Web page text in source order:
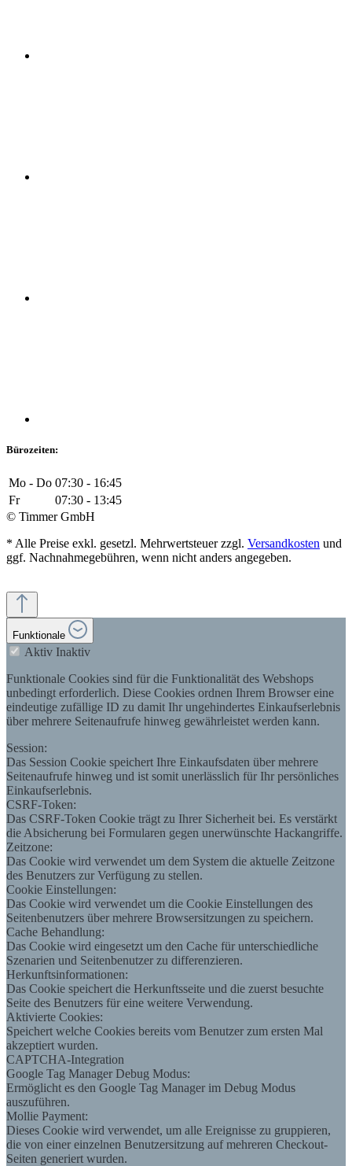
Bürozeiten:
Mo - Do 07:30 - 16:45
Fr
07:30 - 13:45
© Timmer GmbH
* Alle Preise exkl. gesetzl. Mehrwertsteuer zzgl. Versandkosten und
ggf. Nachnahmegebühren, wenn nicht anders angegeben.
Funktionale
Aktiv Inaktiv
Funktionale Cookies sind für die Funktionalität des Webshops
unbedingt erforderlich. Diese Cookies ordnen Ihrem Browser eine
eindeutige zufällige ID zu damit Ihr ungehindertes Einkaufserlebnis
über mehrere Seitenaufrufe hinweg gewährleistet werden kann.
Session:
Das Session Cookie speichert Ihre Einkaufsdaten über mehrere
Seitenaufrufe hinweg und ist somit unerlässlich für Ihr persönliches
Einkaufserlebnis.
CSRF-Token:
Das CSRF-Token Cookie trägt zu Ihrer Sicherheit bei. Es verstärkt
die Absicherung bei Formularen gegen unerwünschte Hackangriffe.
Zeitzone:
Das Cookie wird verwendet um dem System die aktuelle Zeitzone
des Benutzers zur Verfügung zu stellen.
Cookie Einstellungen:
Das Cookie wird verwendet um die Cookie Einstellungen des
Seitenbenutzers über mehrere Browsersitzungen zu speichern.
Cache Behandlung:
Das Cookie wird eingesetzt um den Cache für unterschiedliche
Szenarien und Seitenbenutzer zu differenzieren.
Herkunftsinformationen:
Das Cookie speichert die Herkunftsseite und die zuerst besuchte
Seite des Benutzers für eine weitere Verwendung.
Aktivierte Cookies:
Speichert welche Cookies bereits vom Benutzer zum ersten Mal
akzeptiert wurden.
CAPTCHA-Integration
Google Tag Manager Debug Modus:
Ermöglicht es den Google Tag Manager im Debug Modus
auszuführen.
Mollie Payment:
Dieses Cookie wird verwendet, um alle Ereignisse zu gruppieren,
die von einer einzelnen Benutzersitzung auf mehreren Checkout-
Seiten generiert wurden.